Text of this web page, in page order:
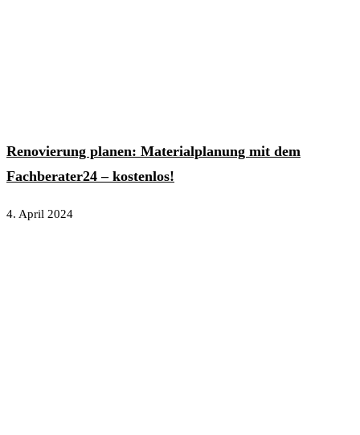
Renovierung planen: Materialplanung mit dem
Fachberater24 – kostenlos!
4. April 2024